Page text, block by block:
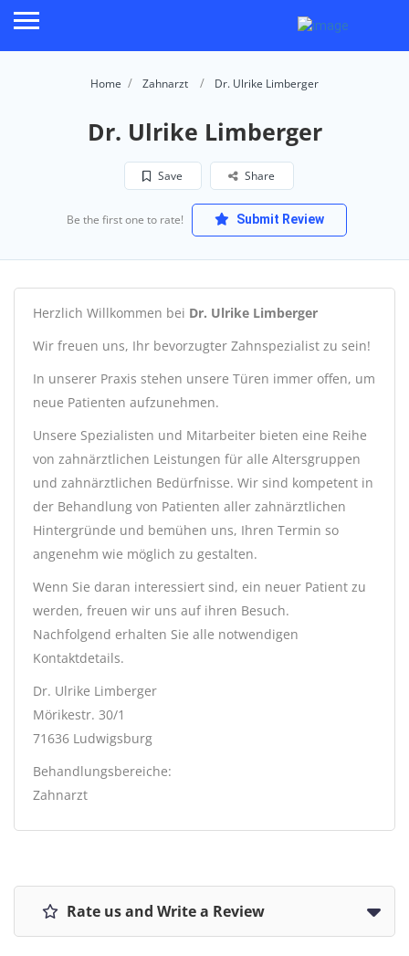
Home Zahnarzt Dr. Ulrike Limberger
Dr. Ulrike Limberger
Save Share
Be the first one to rate! Submit Review
Herzlich Willkommen bei Dr. Ulrike Limberger
Wir freuen uns, Ihr bevorzugter Zahnspezialist zu sein!
In unserer Praxis stehen unsere Türen immer offen, um
neue Patienten aufzunehmen.
Unsere Spezialisten und Mitarbeiter bieten eine Reihe
von zahnärztlichen Leistungen für alle Altersgruppen
und zahnärztlichen Bedürfnisse. Wir sind kompetent in
der Behandlung von Patienten aller zahnärztlichen
Hintergründe und bemühen uns, Ihren Termin so
angenehm wie möglich zu gestalten.
Wenn Sie daran interessiert sind, ein neuer Patient zu
werden, freuen wir uns auf ihren Besuch.
Nachfolgend erhalten Sie alle notwendigen
Kontaktdetails.
Dr. Ulrike Limberger
Mörikestr. 30/1
71636 Ludwigsburg
Behandlungsbereiche:
Zahnarzt
Rate us and Write a Review